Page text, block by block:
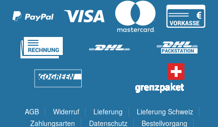
AGB Widerruf Lieferung
Lieferung Schweiz
Zahlungsarten
Datenschutz Bestellvorgang